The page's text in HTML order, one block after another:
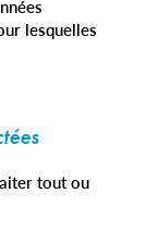
lesquelles
tout ou